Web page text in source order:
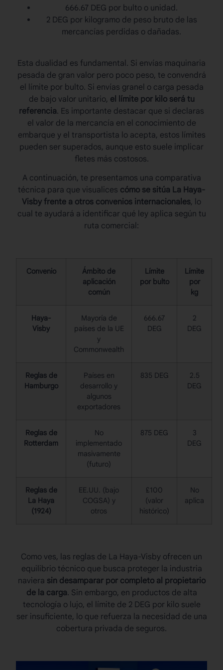
666.67 DEG por bulto o unidad.
2 DEG por kilogramo de peso bruto de las
mercancías perdidas o dañadas.
Esta dualidad es fundamental. Si envías maquinaria
pesada de gran valor pero poco peso, te convendrá
el límite por bulto. Si envías granel o carga pesada
de bajo valor unitario, el límite por kilo será tu
referencia. Es importante destacar que si declaras
el valor de la mercancía en el conocimiento de
embarque y el transportista lo acepta, estos límites
pueden ser superados, aunque esto suele implicar
fletes más costosos.
A continuación, te presentamos una comparativa
técnica para que visualices cómo se sitúa La Haya-
Visby frente a otros convenios internacionales, lo
cual te ayudará a identificar qué ley aplica según tu
ruta comercial:
Convenio
Ámbito de
aplicación
común
Límite
por bulto
Límite
por
kg
Haya-
Visby
Mayoría de
países de la UE
y
Commonwealth
666.67
DEG
2
DEG
Reglas de
Hamburgo
Países en
desarrollo y
algunos
exportadores
835 DEG
2.5
DEG
Reglas de
Rotterdam
No
implementado
masivamente
(futuro)
875 DEG
3
DEG
Reglas de
La Haya
(1924)
EE.UU. (bajo
COGSA) y
otros
£100
(valor
histórico)
No
aplica
Como ves, las reglas de La Haya-Visby ofrecen un
equilibrio técnico que busca proteger la industria
naviera sin desamparar por completo al propietario
de la carga. Sin embargo, en productos de alta
tecnología o lujo, el límite de 2 DEG por kilo suele
ser insuficiente, lo que refuerza la necesidad de una
cobertura privada de seguros.